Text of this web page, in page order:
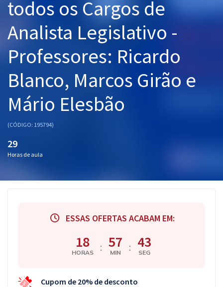
Conteúdo gratuito
Blog
Aprovados
Atendimento
todos os Cargos de
Analista Legislativo -
Professores: Ricardo
Blanco, Marcos Girão e
Mário Elesbão
(CÓDIGO: 195794)
29
Horas de aula
ESSAS OFERTAS ACABAM EM:
18
HORAS : 57
MIN : 42
SEG
Cupom de 20% de desconto